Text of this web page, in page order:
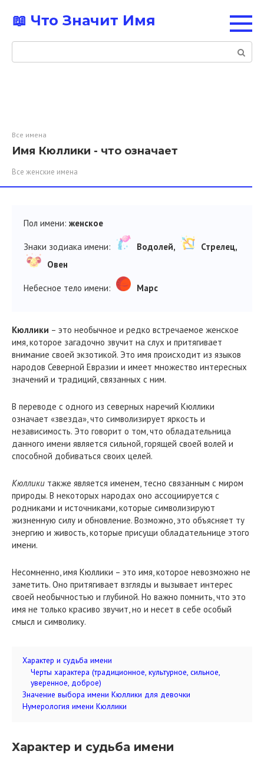
контенту
📖 Что Значит Имя
Поиск:
Все имена
Имя Кюллики - что означает
Все женские имена
Пол имени: женское
Знаки зодиака имени: Водолей,
Стрелец,
Овен
Небесное тело имени: Марс
Кюллики – это необычное и редко встречаемое женское
имя, которое загадочно звучит на слух и притягивает
внимание своей экзотикой. Это имя происходит из языков
народов Северной Евразии и имеет множество интересных
значений и традиций, связанных с ним.
В переводе с одного из северных наречий Кюллики
означает «звезда», что символизирует яркость и
независимость. Это говорит о том, что обладательница
данного имени является сильной, горящей своей волей и
способной добиваться своих целей.
Кюллики также является именем, тесно связанным с миром
природы. В некоторых народах оно ассоциируется с
родниками и источниками, которые символизируют
жизненную силу и обновление. Возможно, это объясняет ту
энергию и живость, которые присущи обладательнице этого
имени.
Несомненно, имя Кюллики – это имя, которое невозможно не
заметить. Оно притягивает взгляды и вызывает интерес
своей необычностью и глубиной. Но важно помнить, что это
имя не только красиво звучит, но и несет в себе особый
смысл и символику.
Характер и судьба имени
Черты характера (традиционное, культурное, сильное,
уверенное, доброе)
Значение выбора имени Кюллики для девочки
Нумерология имени Кюллики
Характер и судьба имени